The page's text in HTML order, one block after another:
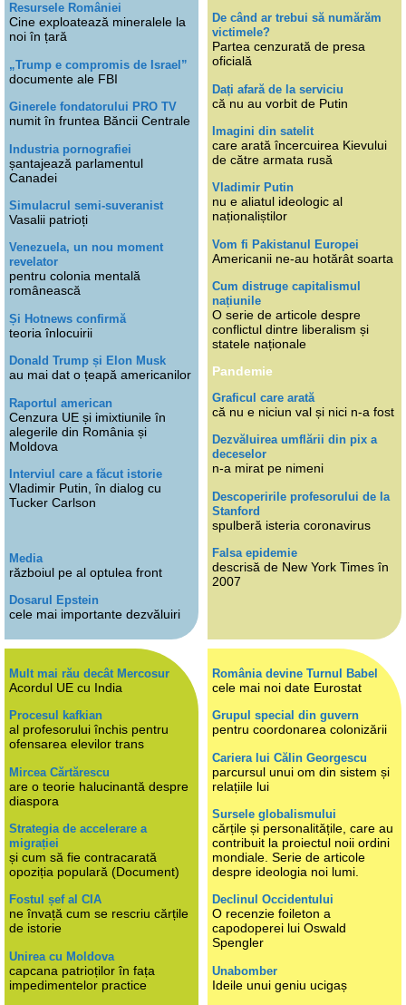
Resursele României
Cine exploatează mineralele la
noi în țară
„Trump e compromis de Israel”
documente ale FBI
Ginerele fondatorului PRO TV
numit în fruntea Băncii Centrale
Industria pornografiei
șantajează parlamentul
Canadei
Simulacrul semi-suveranist
Vasalii patrioți
Venezuela, un nou moment
revelator
pentru colonia mentală
românească
Și Hotnews confirmă
teoria înlocuirii
Donald Trump și Elon Musk
au mai dat o țeapă americanilor
Raportul american
Cenzura UE și imixtiunile în
alegerile din România și
Moldova
Interviul care a făcut istorie
Vladimir Putin, în dialog cu
Tucker Carlson
Media
războiul pe al optulea front
Dosarul Epstein
cele mai importante dezvăluiri
De când ar trebui să numărăm
victimele?
Partea cenzurată de presa
oficială
Dați afară de la serviciu
că nu au vorbit de Putin
Imagini din satelit
care arată încercuirea Kievului
de către armata rusă
Vladimir Putin
nu e aliatul ideologic al
naționaliștilor
Vom fi Pakistanul Europei
Americanii ne-au hotărât soarta
Cum distruge capitalismul
națiunile
O serie de articole despre
conflictul dintre liberalism și
statele naționale
Pandemie
Graficul care arată
că nu e niciun val și nici n-a fost
Dezvăluirea umflării din pix a
deceselor
n-a mirat pe nimeni
Descoperirile profesorului de la
Stanford
spulberă isteria coronavirus
Falsa epidemie
descrisă de New York Times în
2007
Mult mai rău decât Mercosur
Acordul UE cu India
Procesul kafkian
al profesorului închis pentru
ofensarea elevilor trans
Mircea Cărtărescu
are o teorie halucinantă despre
diaspora
Strategia de accelerare a
migrației
și cum să fie contracarată
opoziția populară (Document)
Fostul șef al CIA
ne învață cum se rescriu cărțile
de istorie
Unirea cu Moldova
capcana patrioților în fața
impedimentelor practice
România devine Turnul Babel
cele mai noi date Eurostat
Grupul special din guvern
pentru coordonarea colonizării
Cariera lui Călin Georgescu
parcursul unui om din sistem și
relațiile lui
Sursele globalismului
cărțile și personalitățile, care au
contribuit la proiectul noii ordini
mondiale. Serie de articole
despre ideologia noi lumi.
Declinul Occidentului
O recenzie foileton a
capodoperei lui Oswald
Spengler
Unabomber
Ideile unui geniu ucigaș